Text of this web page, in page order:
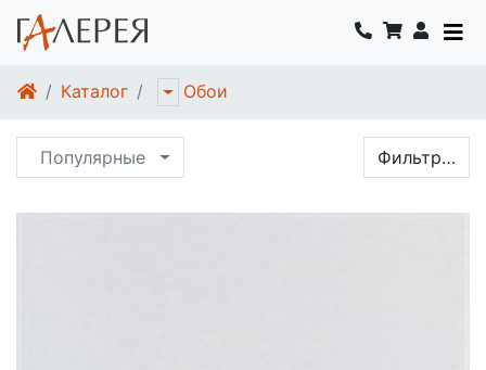
Каталог Обои
Популярные Фильтр…